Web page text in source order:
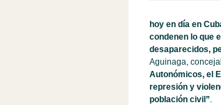
hoy en día en
condenen lo que
desaparecidos,
Aguinaga,
Autonómicos, el
represión y
población civil”.